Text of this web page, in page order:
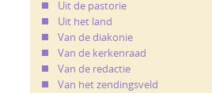
Uit de pastorie
Uit het land
Van de diakonie
Van de kerkenraad
Van de redactie
Van het zendingsveld